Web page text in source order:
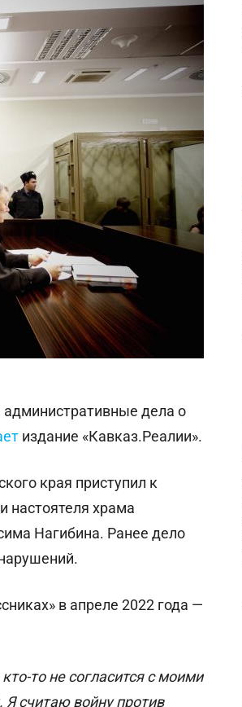
дела о
издание «Кавказ.Реалии».
края приступил к
настоятеля храма
Нагибина. Ранее дело
в апреле 2022 года —
то не согласится с моими
Я считаю войну против